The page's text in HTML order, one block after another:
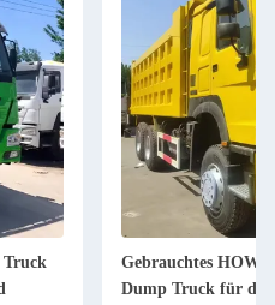
Truck
Gebrauchtes
Dump Truck für den